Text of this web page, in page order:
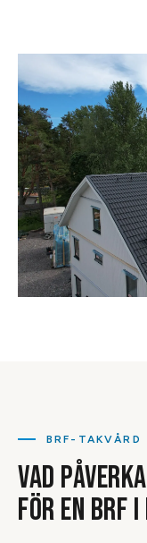
BRF-TAKVÅRD
VAD
FÖR EN BRF